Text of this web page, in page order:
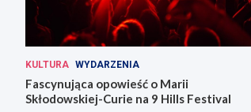
KULTURA WYDARZENIA
Fascynująca opowieść o Marii
Skłodowskiej-Curie na 9 Hills Festival